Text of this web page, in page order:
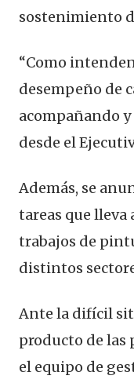
sostenimiento
“Como
desempeño de
acompañando
desde el
Además, se
tareas que
trabajos de
distintos
Ante la difícil
producto de las
el equipo de